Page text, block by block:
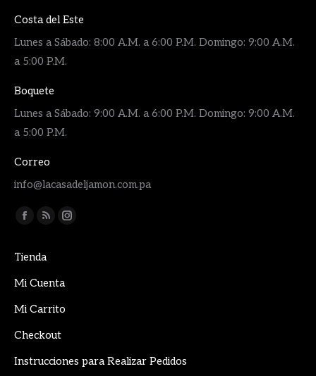
Costa del Este
Lunes a Sábado: 8:00 A.M. a 6:00 P.M. Domingo: 9:00 A.M.
a 5:00 P.M.
Boquete
Lunes a Sábado: 9:00 A.M. a 6:00 P.M. Domingo: 9:00 A.M.
a 5:00 P.M.
Correo
info@lacasadeljamon.com.pa
Encuéntranos en:
Facebook
opens
in
window
Rss
opens
in
window
Instagram
Tienda
Mi Cuenta
Mi Carrito
Checkout
Instrucciones para Realizar Pedidos